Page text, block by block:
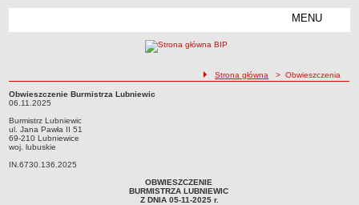
MENU
Zadania publiczne
Związki i stowarzyszenia
Sołectwa
AKTUALNOŚCI I OBWIESZCZENIA
ścieżka nawigacji
Strona główna > Obwieszczenia
Obwieszczenie Burmistrza Lubniewic06.11.2025
Obwieszczenie Burmistrza Lubniewic
06.11.2025
Burmistrz Lubniewic
ul. Jana Pawła II 51
69-210 Lubniewice
woj. lubuskie
IN.6730.136.2025
OBWIESZCZENIE
BURMISTRZA LUBNIEWIC
Z DNIA 05-11-2025 r.